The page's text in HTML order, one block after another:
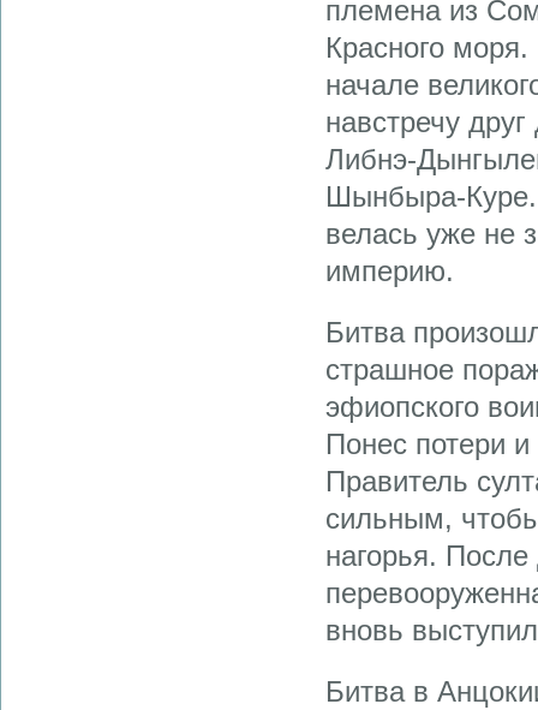
племена из
Красного
начале
навстречу
Либнэ-
Шынбыра-Куре.
велась уже не
империю.
Битва
страшное
эфиопского
Понес потери
Правитель
сильным, чтобы
нагорья.
вновь
Битва в